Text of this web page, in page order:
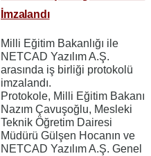
İmzalandı
Milli Eğitim Bakanlığı ile
NETCAD Yazılım A.Ş.
arasında iş birliği protokolü
imzalandı.
Protokole, Milli Eğitim Bakanı
Nazım Çavuşoğlu, Mesleki
Teknik Öğretim Dairesi
Müdürü Gülşen Hocanın ve
NETCAD Yazılım A.Ş. Genel